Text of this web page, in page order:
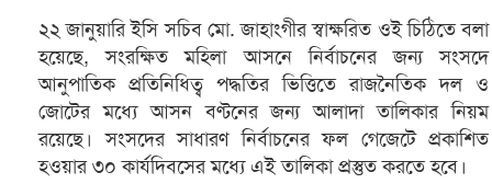
২২ জানুয়ারি ইসি সচিব মো. জাহাংগীর স্বাক্ষরিত ওই চিঠিতে বলা
হয়েছে, সংরক্ষিত মহিলা আসনে নির্বাচনের জন্য সংসদে
আনুপাতিক প্রতিনিধিত্ব পদ্ধতির ভিত্তিতে রাজনৈতিক দল ও
জোটের মধ্যে আসন বণ্টনের জন্য আলাদা তালিকার নিয়ম
রয়েছে। সংসদের সাধারণ নির্বাচনের ফল গেজেটে প্রকাশিত
হওয়ার ৩০ কার্যদিবসের মধ্যে এই তালিকা প্রস্তুত করতে হবে।